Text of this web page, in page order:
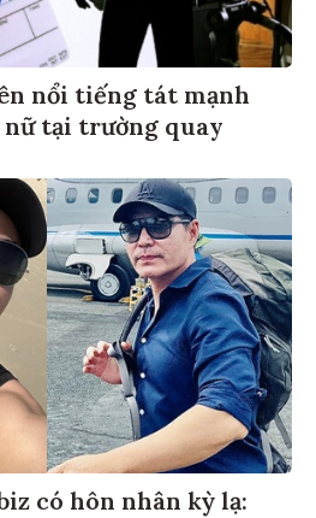
nổi tiếng tát mạnh
nữ tại trường quay
có hôn nhân kỳ lạ: